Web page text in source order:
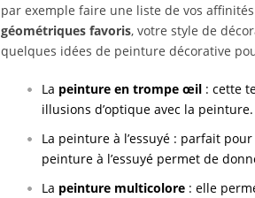
par exemple faire une liste de vos
géométriques favoris, votre style de
quelques idées de peinture décorative
La peinture en trompe œil : cette
illusions d’optique avec la peinture.
La peinture à l’essuyé : parfait
peinture à l’essuyé permet de
La peinture multicolore : elle